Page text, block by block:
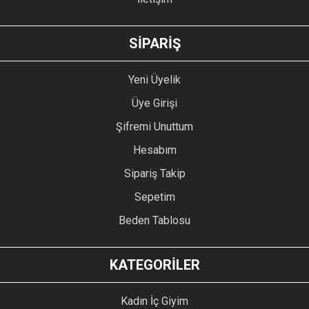
GÖNDER
SİPARİŞ
Yeni Üyelik
Üye Girişi
Şifremi Unuttum
Hesabım
Sipariş Takip
Sepetim
Beden Tablosu
KATEGORİLER
Kadın İç Giyim